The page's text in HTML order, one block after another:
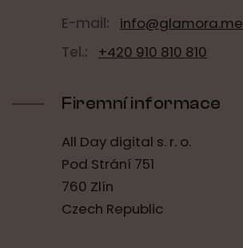
E-mail:
info@glamora.me
Tel.:
+420 910 810 810
Firemní informace
All Day digital s. r. o.
Pod Strání 751
760 Zlín
Czech Republic